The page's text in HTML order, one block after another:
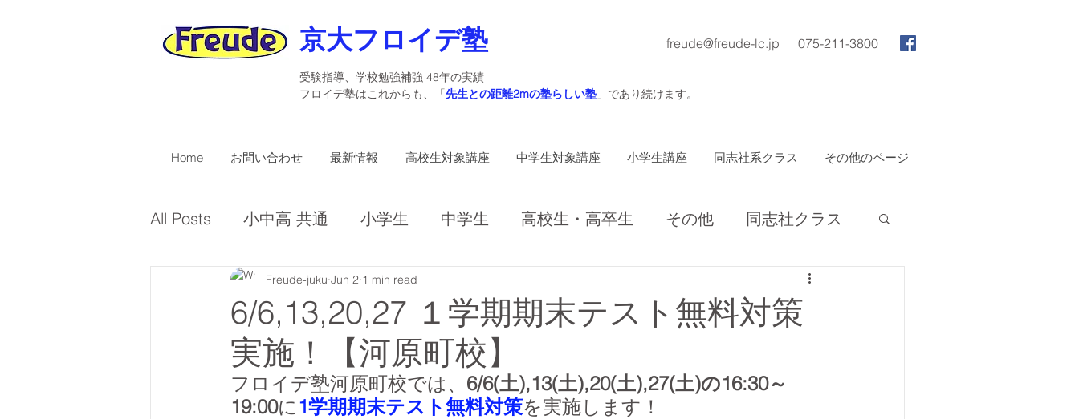
京大フロイデ塾 freude@freude-lc.jp 075-211-3800
受験指導、学校勉強補強 48年の実績
​フロイデ塾はこれからも、「先生との距離2mの塾らしい塾 」であり続けます。
Home お問い合わせ 最新情報 高校生対象講座 中学生対象講座 小学生講座 同志社系クラス その他のページ
All Posts 小中高 共通 小学生 中学生 高校生・高卒生 その他 同志社クラス
受講者募集 英検
6/6,13,20,27 １学期期末テスト無料対策
実施！【河原町校】
Freude-juku Jun 2 1 min read
フロイデ塾河原町校では、 6/6(土),13(土),20(土),27(土)の16:30～
19:00に1学期期末テスト無料対策を実施します！